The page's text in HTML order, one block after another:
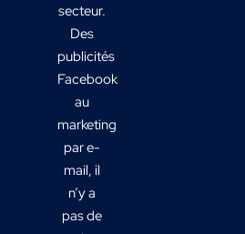
secteur.
Des
publicités
Facebook
au
marketing
par e-
mail, il
n’y a
pas de